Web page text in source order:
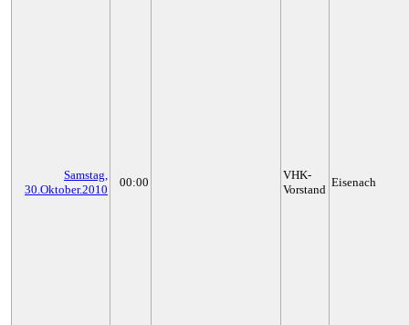
Samstag,
30.Oktober.2010
00:00
VHK-
Vorstand
Eisenach